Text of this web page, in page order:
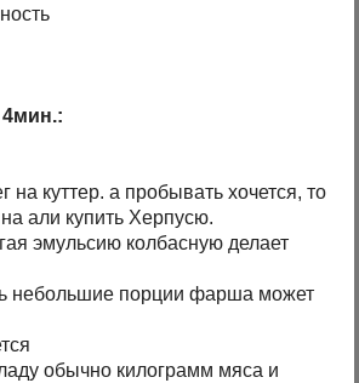
на куттер. а пробывать хочется, то
али купить Херпусю.
эмульсию колбасную делает
небольшие порции фарша может
обычно килограмм мяса и